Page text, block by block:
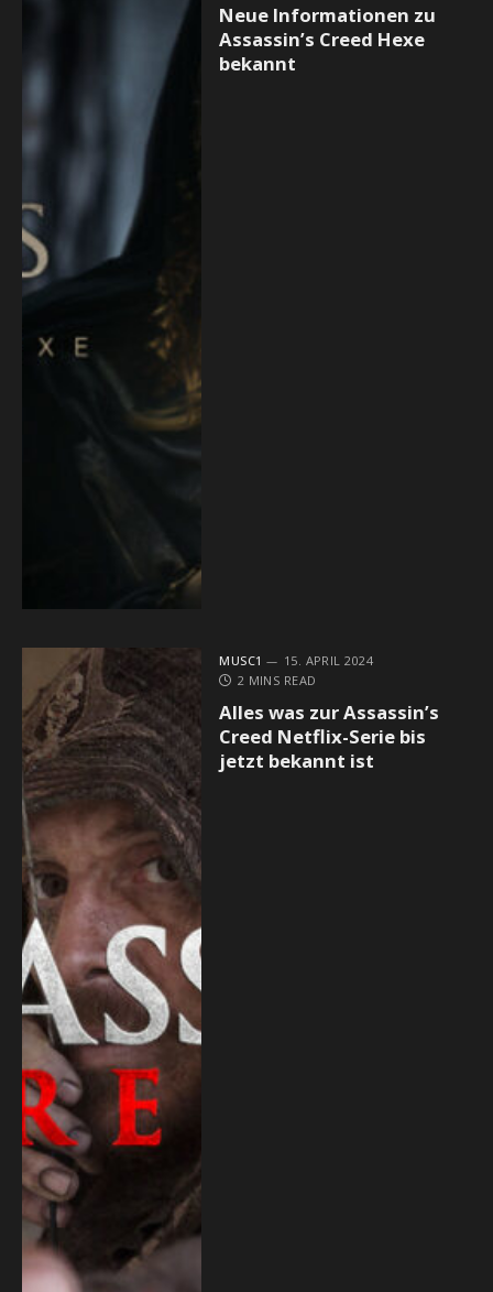
Neue Informationen zu
Assassin’s Creed Hexe
bekannt
MUSC1
15. APRIL 2024
2 MINS READ
Alles was zur Assassin’s
Creed Netflix-Serie bis
jetzt bekannt ist